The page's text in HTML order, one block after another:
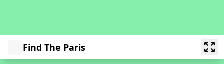
Find The Paris